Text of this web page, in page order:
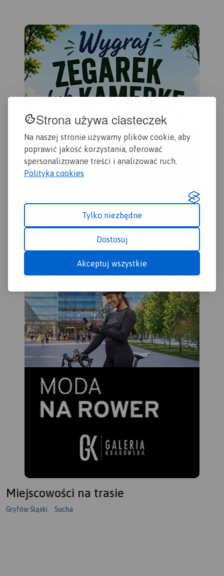
Strona używa ciasteczek
Na naszej stronie używamy plików cookie, aby
poprawić jakość korzystania, oferować
spersonalizowane treści i analizować ruch.
Polityka cookies
Tylko niezbędne
Dostosuj
Akceptuj wszystkie
Bobru. Na mapie znajdują się
także Szklarska Poręba,
Jakuszyce oraz Harrachov.
Rok wydania 2020
Miejscowości na trasie
Gryfów Śląski Sucha